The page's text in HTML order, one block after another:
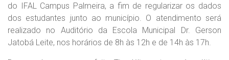
do IFAL Campus Palmeira, a fim de regularizar os dados
dos estudantes junto ao município. O atendimento será
realizado no Auditório da Escola Municipal Dr. Gerson
Jatobá Leite, nos horários de 8h às 12h e de 14h às 17h.